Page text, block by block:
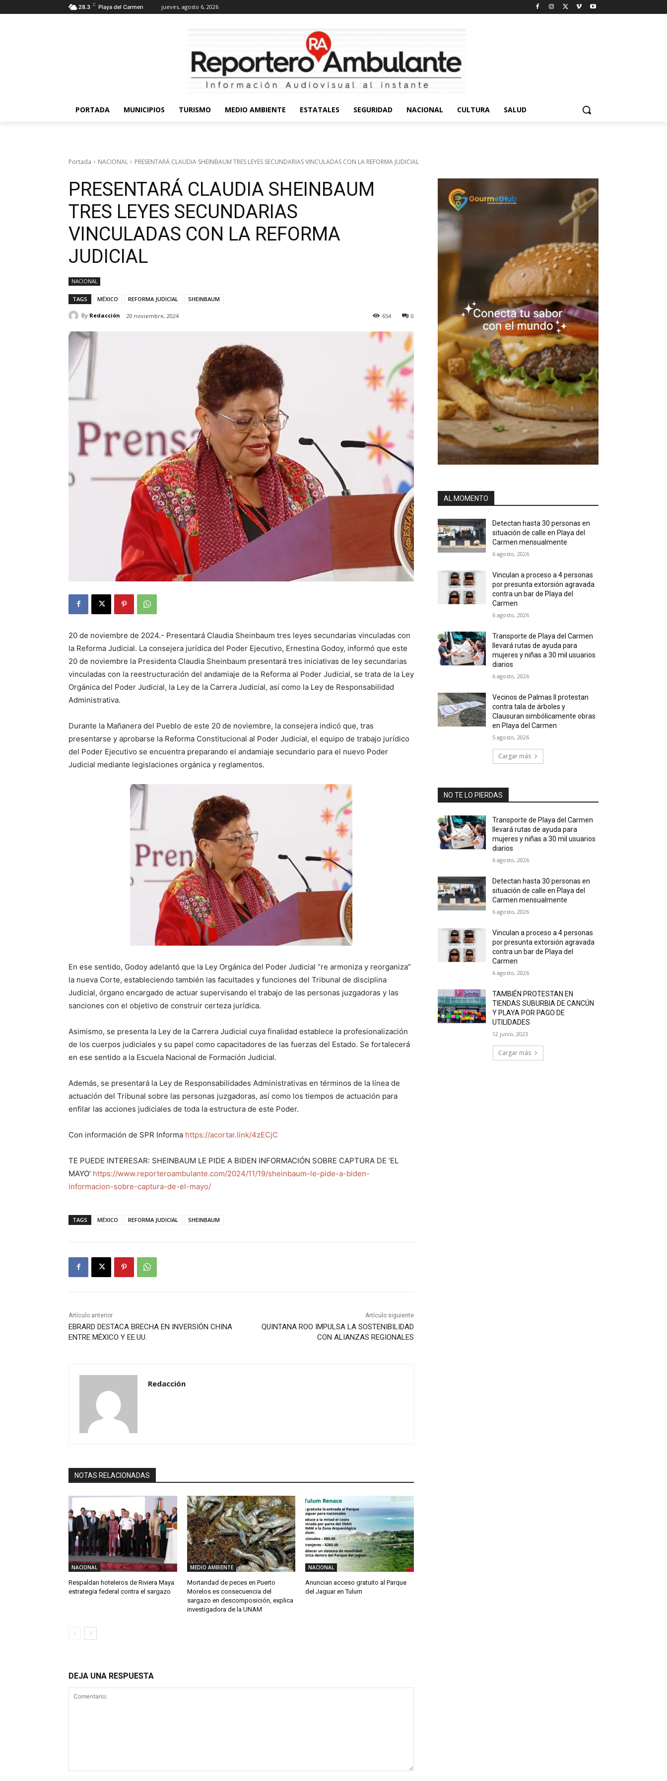
28.3 C Playa del Carmen jueves, agosto 6, 2026
PORTADA MUNICIPIOS TURISMO MEDIO AMBIENTE ESTATALES SEGURIDAD NACIONAL CULTURA SALUD
Portada NACIONAL PRESENTARÁ CLAUDIA SHEINBAUM TRES LEYES SECUNDARIAS VINCULADAS CON LA REFORMA JUDICIAL
PRESENTARÁ CLAUDIA SHEINBAUM
TRES LEYES SECUNDARIAS
VINCULADAS CON LA REFORMA
JUDICIAL
NACIONAL
TAGS MÉXICO REFORMA JUDICIAL SHEINBAUM
By Redacción 20 noviembre, 2024 0
654
20 de noviembre de 2024.- Presentará Claudia Sheinbaum tres leyes secundarias vinculadas con
la Reforma Judicial. La consejera jurídica del Poder Ejecutivo, Ernestina Godoy, informó que este
20 de noviembre la Presidenta Claudia Sheinbaum presentará tres iniciativas de ley secundarias
vinculadas con la reestructuración del andamiaje de la Reforma al Poder Judicial, se trata de la Ley
Orgánica del Poder Judicial, la Ley de la Carrera Judicial, así como la Ley de Responsabilidad
Administrativa.
Durante la Mañanera del Pueblo de este 20 de noviembre, la consejera indicó que, tras
presentarse y aprobarse la Reforma Constitucional al Poder Judicial, el equipo de trabajo jurídico
del Poder Ejecutivo se encuentra preparando el andamiaje secundario para el nuevo Poder
Judicial mediante legislaciones orgánica y reglamentos.
En ese sentido, Godoy adelantó que la Ley Orgánica del Poder Judicial “re armoniza y reorganiza”
la nueva Corte, estableciendo también las facultades y funciones del Tribunal de disciplina
Judicial, órgano encargado de actuar supervisando el trabajo de las personas juzgadoras y las
sanciones con el objetivo de construir certeza jurídica.
Asimismo, se presenta la Ley de la Carrera Judicial cuya finalidad establece la profesionalización
de los cuerpos judiciales y su papel como capacitadores de las fuerzas del Estado. Se fortalecerá
en ese sentido a la Escuela Nacional de Formación Judicial.
Además, se presentará la Ley de Responsabilidades Administrativas en términos de la línea de
actuación del Tribunal sobre las personas juzgadoras, así como los tiempos de actuación para
enfilar las acciones judiciales de toda la estructura de este Poder.
Con información de SPR Informa https://acortar.link/4zECjC
TE PUEDE INTERESAR: SHEINBAUM LE PIDE A BIDEN INFORMACIÓN SOBRE CAPTURA DE ‘EL
MAYO’ https://www.reporteroambulante.com/2024/11/19/sheinbaum-le-pide-a-biden-
informacion-sobre-captura-de-el-mayo/
TAGS MÉXICO REFORMA JUDICIAL SHEINBAUM
Artículo anterior
EBRARD DESTACA BRECHA EN INVERSIÓN CHINA
ENTRE MÉXICO Y EE.UU.
Artículo siguiente
QUINTANA ROO IMPULSA LA SOSTENIBILIDAD
CON ALIANZAS REGIONALES
Redacción
NOTAS RELACIONADAS
NACIONAL
Respaldan hoteleros de Riviera Maya
estrategia federal contra el sargazo
MEDIO AMBIENTE
Mortandad de peces en Puerto
Morelos es consecuencia del
sargazo en descomposición, explica
investigadora de la UNAM
NACIONAL
Anuncian acceso gratuito al Parque
del Jaguar en Tulum
DEJA UNA RESPUESTA
AL MOMENTO
Detectan hasta 30 personas en
situación de calle en Playa del
Carmen mensualmente
6 agosto, 2026
Vinculan a proceso a 4 personas
por presunta extorsión agravada
contra un bar de Playa del
Carmen
6 agosto, 2026
Transporte de Playa del Carmen
llevará rutas de ayuda para
mujeres y niñas a 30 mil usuarios
diarios
6 agosto, 2026
Vecinos de Palmas II protestan
contra tala de árboles y
Clausuran simbólicamente obras
en Playa del Carmen
5 agosto, 2026
Cargar más
NO TE LO PIERDAS
Transporte de Playa del Carmen
llevará rutas de ayuda para
mujeres y niñas a 30 mil usuarios
diarios
6 agosto, 2026
Detectan hasta 30 personas en
situación de calle en Playa del
Carmen mensualmente
6 agosto, 2026
Vinculan a proceso a 4 personas
por presunta extorsión agravada
contra un bar de Playa del
Carmen
6 agosto, 2026
TAMBIÉN PROTESTAN EN
TIENDAS SUBURBIA DE CANCÚN
Y PLAYA POR PAGO DE
UTILIDADES
12 junio, 2023
Cargar más